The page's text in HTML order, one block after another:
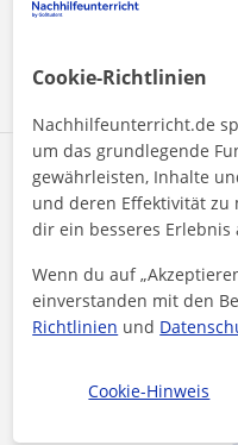
55€ /h
Lorenz
★
Bonn
Cookie-Richtlinien
Nachhilfeunterricht.de
um das grundlegende
gewährleisten, Inhalte
und deren Effektivität zu
dir ein besseres
Wenn du auf
einverstanden mit den
Richtlinien und
Cookie-Hinweis